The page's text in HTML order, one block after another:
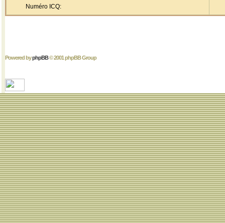
Numéro ICQ:
Powered byphpBB© 2001 phpBB Group